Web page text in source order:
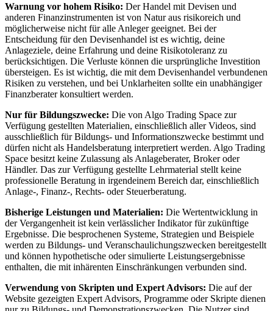
Warnung vor hohem Risiko: Der Handel mit Devisen und
anderen Finanzinstrumenten ist von Natur aus risikoreich und
möglicherweise nicht für alle Anleger geeignet. Bei der
Entscheidung für den Devisenhandel ist es wichtig, deine
Anlageziele, deine Erfahrung und deine Risikotoleranz zu
berücksichtigen. Die Verluste können die ursprüngliche Investition
übersteigen. Es ist wichtig, die mit dem Devisenhandel verbundenen
Risiken zu verstehen, und bei Unklarheiten sollte ein unabhängiger
Finanzberater konsultiert werden.
Nur für Bildungszwecke: Die von Algo Trading Space zur
Verfügung gestellten Materialien, einschließlich aller Videos, sind
ausschließlich für Bildungs- und Informationszwecke bestimmt und
dürfen nicht als Handelsberatung interpretiert werden. Algo Trading
Space besitzt keine Zulassung als Anlageberater, Broker oder
Händler. Das zur Verfügung gestellte Lehrmaterial stellt keine
professionelle Beratung in irgendeinem Bereich dar, einschließlich
Anlage-, Finanz-, Rechts- oder Steuerberatung.
Bisherige Leistungen und Materialien: Die Wertentwicklung in
der Vergangenheit ist kein verlässlicher Indikator für zukünftige
Ergebnisse. Die besprochenen Systeme, Strategien und Beispiele
werden zu Bildungs- und Veranschaulichungszwecken bereitgestellt
und können hypothetische oder simulierte Leistungsergebnisse
enthalten, die mit inhärenten Einschränkungen verbunden sind.
Verwendung von Skripten und Expert Advisors: Die auf der
Website gezeigten Expert Advisors, Programme oder Skripte dienen